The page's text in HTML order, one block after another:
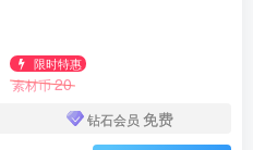
限时特惠
素材币20
钻石会员 免费